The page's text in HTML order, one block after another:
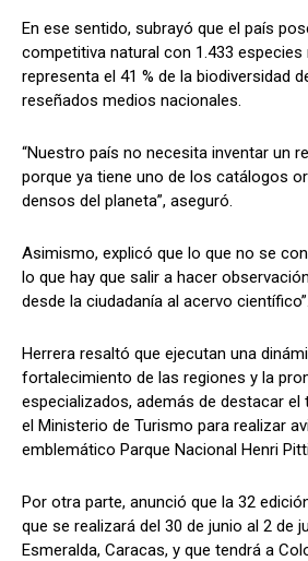
En ese sentido, subrayó que el país
competitiva natural con 1.433 especies
representa el 41 % de la biodiversidad
reseñados medios nacionales.
“Nuestro país no necesita inventar un
porque ya tiene uno de los catálogos
densos del planeta”, aseguró.
Asimismo, explicó que lo que no se
lo que hay que salir a hacer
desde la ciudadanía al acervo científico”.
Herrera resaltó que ejecutan una
fortalecimiento de las regiones y la
especializados, además de destacar
el Ministerio de Turismo para realizar
emblemático Parque Nacional Henri
Por otra parte, anunció que la 32
que se realizará del 30 de junio al 2 de
Esmeralda, Caracas, y que tendrá a